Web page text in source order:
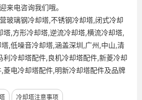
来电咨询我们哦。
玻璃钢冷却塔,不锈钢冷却塔,闭式冷却
塔,方形冷却塔,逆流冷却塔,横流冷却塔,
,低噪音冷却塔,涵盖深圳,广州,中山,清
利冷却塔配件,良机冷却塔配件,新菱冷却
菱电冷却塔配件,明新冷却塔配件及品牌
冷却塔注意事项